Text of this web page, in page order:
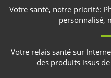
Votre santé, notre priorité:
personnalisé,
Votre relais santé sur
des produits issus